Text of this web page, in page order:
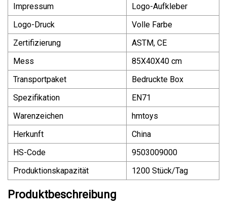
Impressum
Logo-Aufkleber
Logo-Druck
Volle Farbe
Zertifizierung
ASTM, CE
Mess
85X40X40 cm
Transportpaket
Bedruckte Box
Spezifikation
EN71
Warenzeichen
hmtoys
Herkunft
China
HS-Code
9503009000
Produktionskapazität
1200 Stück/Tag
Produktbeschreibung